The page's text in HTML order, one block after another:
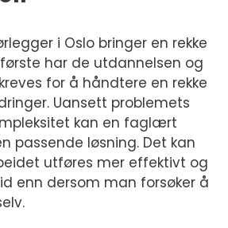
i Oslo bringer en rekke
har de utdannelsen og
for å håndtere en rekke
Uansett problemets
kan en faglært
passende løsning. Det kan
utføres mer effektivt og
enn dersom man forsøker å